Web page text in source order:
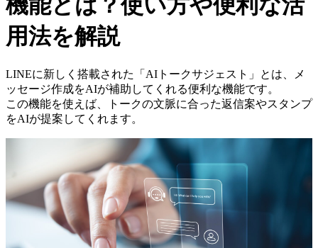
用法を解説
LINEに新しく搭載された「AIトークサジェスト」とは、メ
ッセージ作成をAIが補助してくれる便利な機能です。
この機能を使えば、トークの文脈に合った返信案やスタンプ
をAIが提案してくれます。